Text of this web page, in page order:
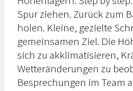
Spur ziehen. Zurück zum
holen. Kleine, gezielte
gemeinsamen Ziel. Die
sich zu akklimatisieren,
Wetteränderungen zu
Besprechungen im Team